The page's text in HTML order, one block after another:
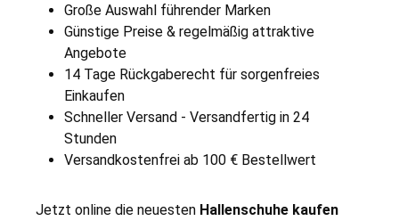
Große Auswahl führender Marken
Günstige Preise & regelmäßig attraktive
Angebote
14 Tage Rückgaberecht für sorgenfreies
Einkaufen
Schneller Versand - Versandfertig in 24
Stunden
Versandkostenfrei ab 100 € Bestellwert
Jetzt online die neuesten Hallenschuhe kaufen